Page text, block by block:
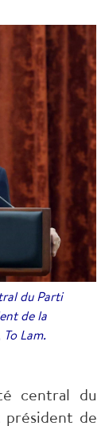
du Parti
de la
Lam.
central du
de